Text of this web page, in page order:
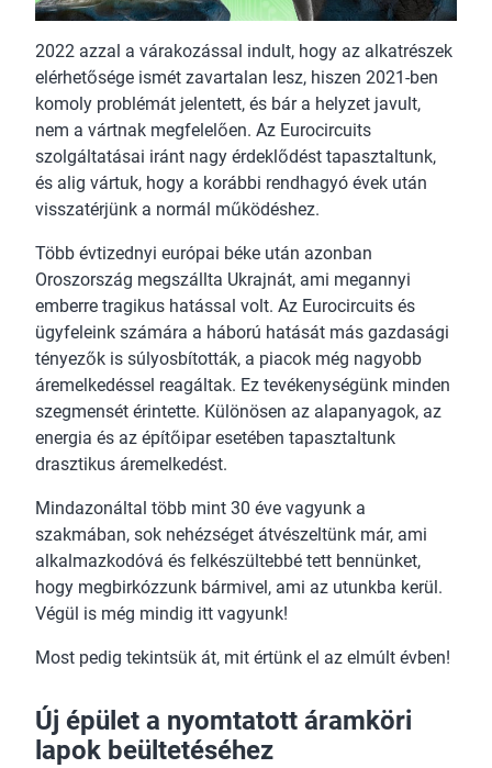
2022 azzal a várakozással indult, hogy az alkatrészek
elérhetősége ismét zavartalan lesz, hiszen 2021-ben
komoly problémát jelentett, és bár a helyzet javult,
nem a vártnak megfelelően. Az Eurocircuits
szolgáltatásai iránt nagy érdeklődést tapasztaltunk,
és alig vártuk, hogy a korábbi rendhagyó évek után
visszatérjünk a normál működéshez.
Több évtizednyi európai béke után azonban
Oroszország megszállta Ukrajnát, ami megannyi
emberre tragikus hatással volt. Az Eurocircuits és
ügyfeleink számára a háború hatását más gazdasági
tényezők is súlyosbították, a piacok még nagyobb
áremelkedéssel reagáltak. Ez tevékenységünk minden
szegmensét érintette. Különösen az alapanyagok, az
energia és az építőipar esetében tapasztaltunk
drasztikus áremelkedést.
Mindazonáltal több mint 30 éve vagyunk a
szakmában, sok nehézséget átvészeltünk már, ami
alkalmazkodóvá és felkészültebbé tett bennünket,
hogy megbirkózzunk bármivel, ami az utunkba kerül.
Végül is még mindig itt vagyunk!
Most pedig tekintsük át, mit értünk el az elmúlt évben!
Új épület a nyomtatott áramköri
lapok beültetéséhez